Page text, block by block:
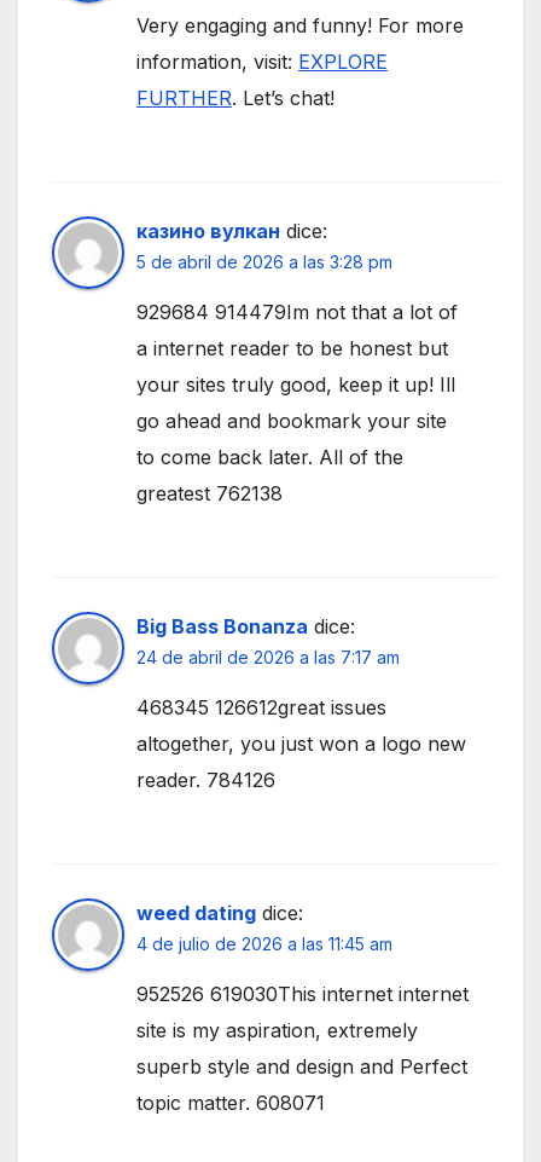
Very engaging and funny! For more
information, visit: EXPLORE
FURTHER. Let’s chat!
казино вулкан dice:
5 de abril de 2026 a las 3:28 pm
929684 914479Im not that a lot of
a internet reader to be honest but
your sites truly good, keep it up! Ill
go ahead and bookmark your site
to come back later. All of the
greatest 762138
Big Bass Bonanza dice:
24 de abril de 2026 a las 7:17 am
468345 126612great issues
altogether, you just won a logo new
reader. 784126
weed dating dice:
4 de julio de 2026 a las 11:45 am
952526 619030This internet internet
site is my aspiration, extremely
superb style and design and Perfect
topic matter. 608071